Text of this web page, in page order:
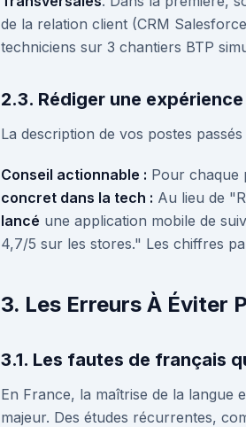
de la relation client (CRM
techniciens sur 3 chantiers BTP
2.3. Rédiger une
La description de vos postes
Conseil actionnable : Pour chaque
concret dans la tech : Au lieu de
lancé une application mobile de
4,7/5 sur les stores." Les chiffres
3. Les Erreurs À Éviter
3.1. Les fautes de français
En France, la maîtrise de la langue
majeur. Des études récurrentes,